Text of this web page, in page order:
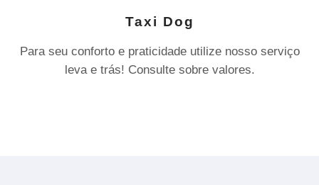
Taxi Dog
Para seu conforto e praticidade utilize nosso serviço
leva e trás! Consulte sobre valores.